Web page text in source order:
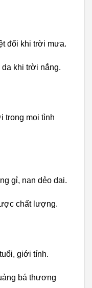
đối khi trời mưa.
khi trời nắng.
trong mọi tình
gỉ, nan dẻo dai.
chất lượng.
giới tính.
bá thương